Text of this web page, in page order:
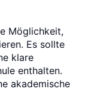
Möglichkeit,
Es sollte
klare
enthalten.
akademische